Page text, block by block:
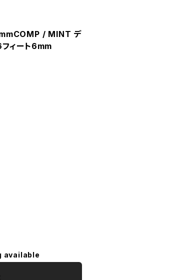
/ MINT デ
ィート6mm
available